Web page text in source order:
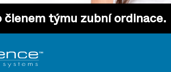
týmu zubní ordinace.